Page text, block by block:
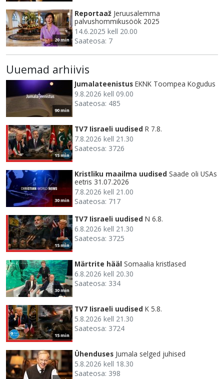
20 min
Reportaaž Jeruusalemma
palvushommikusöök 2025
14.6.2025 kell 20.00
Saateosa: 7
Uuemad arhiivis
90 min
Jumalateenistus EKNK Toompea Kogudus
9.8.2026 kell 09.00
Saateosa: 485
15 min
TV7 Iisraeli uudised R 7.8.
7.8.2026 kell 21.30
Saateosa: 3726
30 min
Kristliku maailma uudised Saade oli USAs
eetris 31.07.2026
7.8.2026 kell 21.00
Saateosa: 717
15 min
TV7 Iisraeli uudised N 6.8.
6.8.2026 kell 21.30
Saateosa: 3725
30 min
Märtrite hääl Somaalia kristlased
6.8.2026 kell 20.30
Saateosa: 334
15 min
TV7 Iisraeli uudised K 5.8.
5.8.2026 kell 21.30
Saateosa: 3724
Ühenduses Jumala selged juhised
5.8.2026 kell 18.30
Saateosa: 398